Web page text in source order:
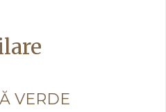
VERDE